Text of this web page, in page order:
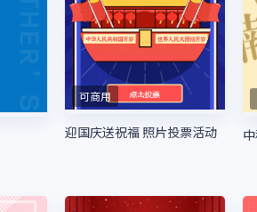
可商用
迎国庆送祝福 照片投票活动